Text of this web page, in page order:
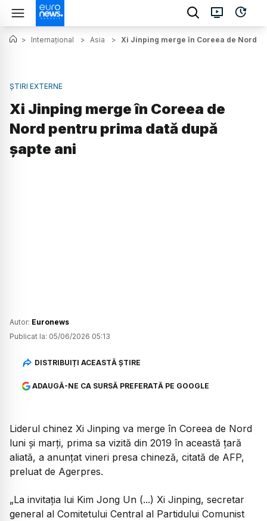
> Internațional > Asia > Xi Jinping merge în Coreea de Nord
ȘTIRI EXTERNE
Xi Jinping merge în Coreea de
Nord pentru prima dată după
șapte ani
Autor: Euronews
Publicat la: 05/06/2026 05:13
DISTRIBUIȚI ACEASTĂ ȘTIRE
ADAUGĂ-NE CA SURSĂ PREFERATĂ PE GOOGLE
Liderul chinez Xi Jinping va merge în Coreea de Nord
luni și marți, prima sa vizită din 2019 în această țară
aliată, a anunțat vineri presa chineză, citată de AFP,
preluat de Agerpres.
„La invitația lui Kim Jong Un (...) Xi Jinping, secretar
general al Comitetului Central al Partidului Comunist